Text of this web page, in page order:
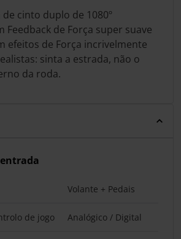
cinto duplo de 1080º
de Força super suave
efeitos de Força incrivelmente
sinta a estrada, não o
da roda.
Volante + Pedais
de jogo Analógico / Digital